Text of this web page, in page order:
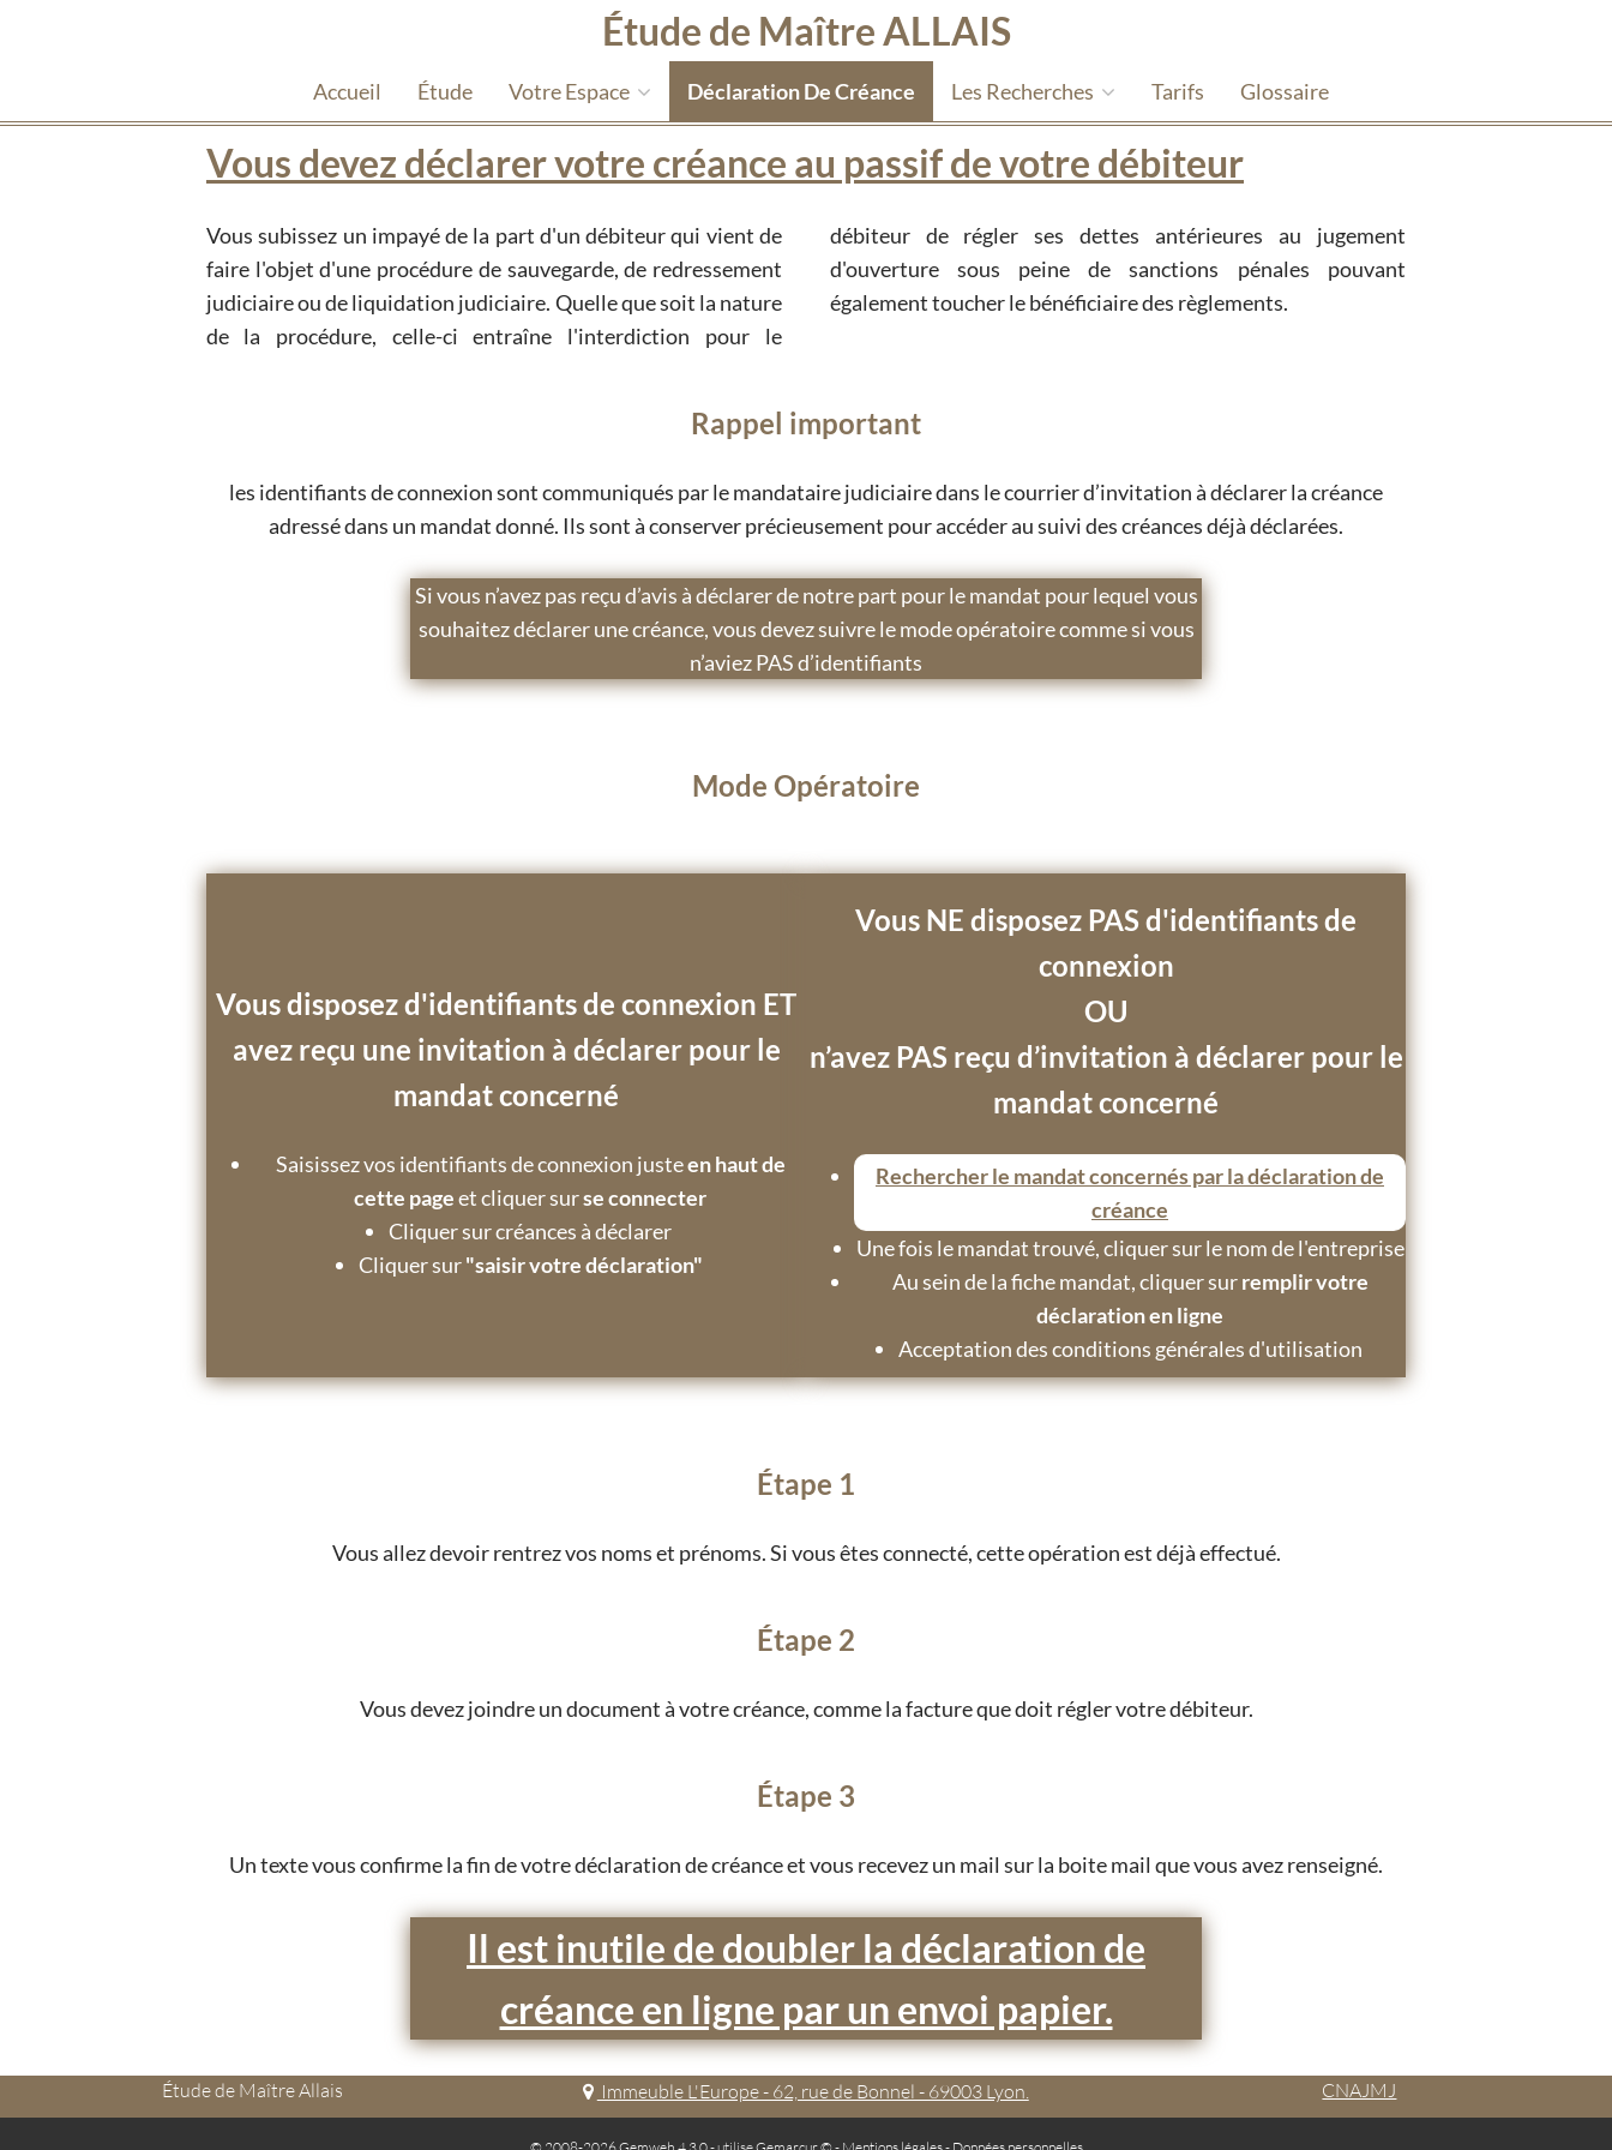
Étude de Maître ALLAIS
Accueil Étude Votre Espace Déclaration De Créance Les Recherches Tarifs Glossaire
Vous devez déclarer votre créance au passif de votre débiteur
Vous subissez un impayé de la part d'un débiteur qui vient de
faire l'objet d'une procédure de sauvegarde, de redressement
judiciaire ou de liquidation judiciaire. Quelle que soit la nature
de la procédure, celle-ci entraîne l'interdiction pour le
débiteur de régler ses dettes antérieures au jugement
d'ouverture sous peine de sanctions pénales pouvant
également toucher le bénéficiaire des règlements.
Rappel important
les identifiants de connexion sont communiqués par le mandataire judiciaire dans le courrier d’invitation à déclarer la créance
adressé dans un mandat donné. Ils sont à conserver précieusement pour accéder au suivi des créances déjà déclarées.
Si vous n’avez pas reçu d’avis à déclarer de notre part pour le mandat pour lequel vous
souhaitez déclarer une créance, vous devez suivre le mode opératoire comme si vous
n’aviez PAS d’identifiants
Mode Opératoire
Vous disposez d'identifiants de connexion ET
avez reçu une invitation à déclarer pour le
mandat concerné
Saisissez vos identifiants de connexion justeen haut de
cette pageet cliquer surse connecter
Cliquer sur créances à déclarer
Cliquer sur"saisir votre déclaration"
Vous NE disposez PAS d'identifiants de
connexion
OU
n’avez PAS reçu d’invitation à déclarer pour le
mandat concerné
Rechercher le mandat concernés par la déclaration de
créance
Une fois le mandat trouvé, cliquer sur le nom de l'entreprise
Au sein de la fiche mandat, cliquer surremplir votre
déclaration en ligne
Acceptation des conditions générales d'utilisation
Étape 1
Vous allez devoir rentrez vos noms et prénoms. Si vous êtes connecté, cette opération est déjà effectué.
Étape 2
Vous devez joindre un document à votre créance, comme la facture que doit régler votre débiteur.
Étape 3
Un texte vous confirme la fin de votre déclaration de créance et vous recevez un mail sur la boite mail que vous avez renseigné.
Il est inutile de doubler la déclaration de
créance en ligne par un envoi papier.
Étude de Maître Allais Immeuble L'Europe - 62, rue de Bonnel - 69003 Lyon. CNAJMJ